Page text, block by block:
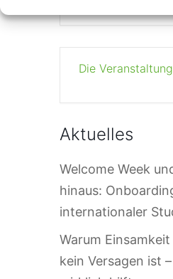
Die
Aktuelles
Welcome Week
hinaus:
internationaler
Warum
kein Versagen ist